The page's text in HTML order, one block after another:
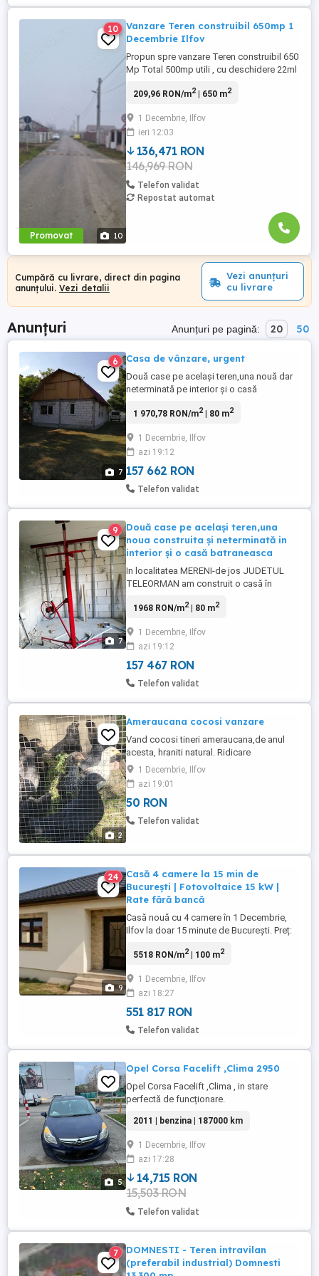
Promovat 10
10
Vanzare Teren construibil 650mp 1
Decembrie Ilfov
Propun spre vanzare Teren construibil 650
Mp Total 500mp utili , cu deschidere 22ml
de Bucuresti Metrou Eroi Revolutiei cu
pe str Fagului strada Iluminata Public
,Asfaltata ,Curent ,Gaze ,Apa. si canalizare
in apropiere ...
209,96 RON/m2| 650 m2
1 Decembrie, Ilfov
ieri 12:03
136,471 RON
146,969 RON
Telefon validat
Repostat automat
Cumpără cu livrare, direct din pagina
anunțului. Vezi detalii
Vezi anunțuri
cu livrare
Anunțuri Anunțuri pe pagină: 20 50
7
6 Casa de vânzare, urgent
Două case pe același teren,una nouă dar
neterminată pe interior și o casă
Teren in suprafață de 1900 m2 Are apa ,
că am nevoie de bani urgent 28500 euro
Am toate actele necesare, vânzării Pentru
detalii sunați la telefon ...
1 970,78 RON/m2| 80 m2
1 Decembrie, Ilfov
azi 19:12
157 662 RON
Telefon validat
7
9
Două case pe același teren,una
noua construita și neterminată in
interior și o casă batraneasca
In localitatea MERENI-de jos JUDETUL
TELEORMAN am construit o casă în
află și o casă batraneasca care se poate
suprafață de 1900 m2 Distanta fata de
București este de 55 km și 14 față de
orașul Videle.Pentru detalii sunați la ...
1968 RON/m2| 80 m2
1 Decembrie, Ilfov
azi 19:12
157 467 RON
Telefon validat
2
Ameraucana cocosi vanzare
Vand cocosi tineri ameraucana,de anul
acesta, hraniti natural. Ridicare
personala,nu trimit. 0sapte2doi6trei1000.
1 Decembrie, Ilfov
azi 19:01
50 RON
Telefon validat
9
24
Casă 4 camere la 15 min de
București | Fotovoltaice 15 kW |
Rate fără bancă
Casă nouă cu 4 camere în 1 Decembrie,
Ilfov la doar 15 minute de București. Preț:
dezvoltator,cu avans 50% fără credit
Living generos 3 dormitoare Bucătărie
Baie Terasă 10 mp Curte proprie 2 locuri ...
5518 RON/m2| 100 m2
1 Decembrie, Ilfov
azi 18:27
551 817 RON
Telefon validat
5
Opel Corsa Facelift ,Clima 2950
Opel Corsa Facelift ,Clima , in stare
perfectă de funcționare.
2011 | benzina | 187000 km
1 Decembrie, Ilfov
azi 17:28
14,715 RON
15,503 RON
Telefon validat
7
DOMNESTI - Teren intravilan
(preferabil industrial) Domnesti